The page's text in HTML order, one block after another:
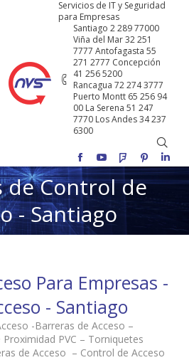
Servicios de IT y Seguridad
para Empresas
Santiago 2 289 77000
Viña del Mar 32 251
7777 Antofagasta 55
271 2777 Concepción
41 256 5200
Rancagua 72 274 3777
Puerto Montt 65 256 94
00 La Serena 51 247
7770 Los Andes 34 237
6300
Buscar:
Facebook
YouTubeFoursquare
Pinterest
de Control de
- Santiago
Estás aquí:
Para Empresas -
- Santiago
-Barreras de Acceso –
PVC – Torniquetes
de Acceso – Control de Acceso